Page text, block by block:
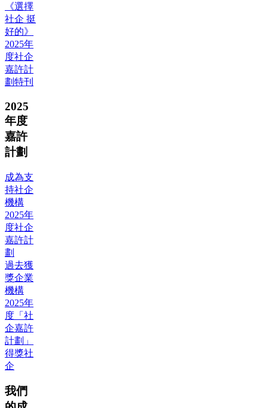
《選擇
社企 挺
好的》
2025年
度社企
嘉許計
劃特刊
2025
年度
嘉許
計劃
成為支
持社企
機構
2025年
度社企
嘉許計
劃
過去獲
獎企業
機構
2025年
度「社
企嘉許
計劃」
得獎社
企
我們